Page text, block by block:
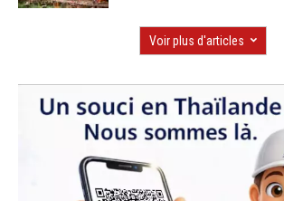
Voir plus d'articles